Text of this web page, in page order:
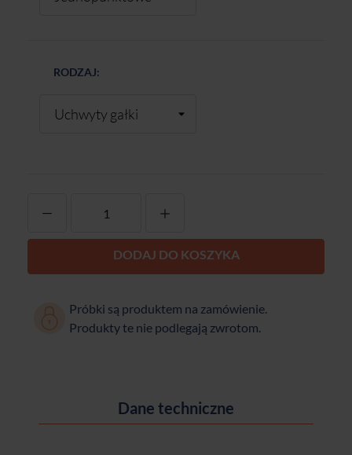
RODZAJ:
DODAJ DO KOSZYKA
Próbki są produktem na zamówienie.
Produkty te nie podlegają zwrotom.
Dane techniczne